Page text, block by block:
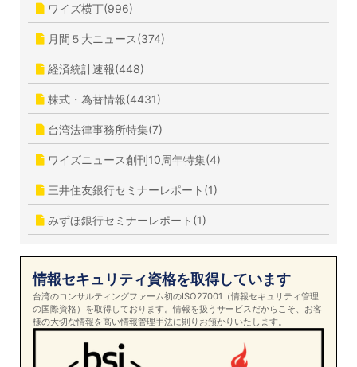
ワイズ横丁(996)
月間５大ニュース(374)
経済統計速報(448)
株式・為替情報(4431)
台湾法律事務所特集(7)
ワイズニュース創刊10周年特集(4)
三井住友銀行セミナーレポート(1)
みずほ銀行セミナーレポート(1)
情報セキュリティ資格を取得しています
台湾のコンサルティングファーム初のISO27001（情報セキュリティ管理
の国際資格）を取得しております。情報を扱うサービスだからこそ、お客
様の大切な情報を高い情報管理手法に則りお預かりいたします。